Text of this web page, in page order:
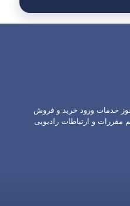
خدمات ورود خرید و فروش
مقررات و ارتباطات رادیویی